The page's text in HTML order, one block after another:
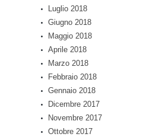
Luglio 2018
Giugno 2018
Maggio 2018
Aprile 2018
Marzo 2018
Febbraio 2018
Gennaio 2018
Dicembre 2017
Novembre 2017
Ottobre 2017